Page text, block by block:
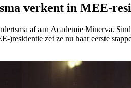
verkent in MEE-
af aan Academie Minerva.
)residentie zet ze nu haar eerste